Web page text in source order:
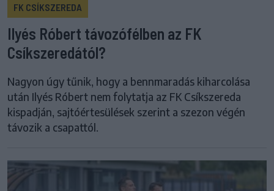
FK CSÍKSZEREDA
Ilyés Róbert távozófélben az FK
Csíkszeredától?
Nagyon úgy tűnik, hogy a bennmaradás kiharcolása
után Ilyés Róbert nem folytatja az FK Csíkszereda
kispadján, sajtóértesülések szerint a szezon végén
távozik a csapattól.